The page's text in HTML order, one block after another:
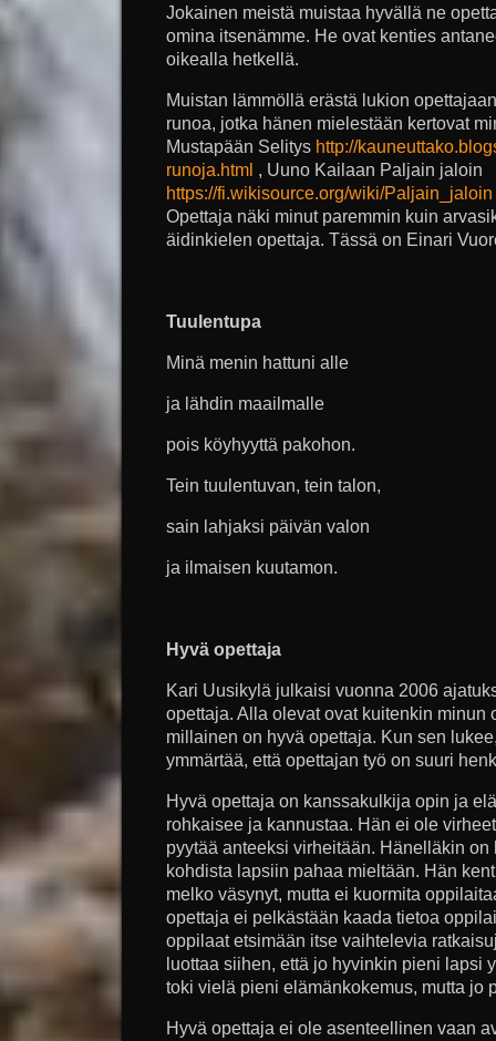
Jokainen meistä muistaa hyvällä ne
omina itsenämme. He ovat kenties
oikealla hetkellä.
Muistan lämmöllä erästä lukion
runoa, jotka hänen mielestään kertovat
Mustapään Selitys http://
runoja.html , Uuno Kailaan Paljain jaloin
https://fi.wikisource.org/wiki/Paljain_jaloin
Opettaja näki minut paremmin kuin
äidinkielen opettaja. Tässä on Einari
Tuulentupa
Minä menin hattuni alle
ja lähdin maailmalle
pois köyhyyttä pakohon.
Tein tuulentuvan, tein talon,
sain lahjaksi päivän valon
ja ilmaisen kuutamon.
Hyvä opettaja
Kari Uusikylä julkaisi vuonna 2006
opettaja. Alla olevat ovat kuitenkin minun
millainen on hyvä opettaja. Kun sen
ymmärtää, että opettajan työ on suuri
Hyvä opettaja on kanssakulkija opin ja
rohkaisee ja kannustaa. Hän ei ole
pyytää anteeksi virheitään. Hänelläkin
kohdista lapsiin pahaa mieltään. Hän
melko väsynyt, mutta ei kuormita
opettaja ei pelkästään kaada tietoa
oppilaat etsimään itse vaihtelevia
luottaa siihen, että jo hyvinkin pieni lapsi
toki vielä pieni elämänkokemus, mutta jo
Hyvä opettaja ei ole asenteellinen vaan